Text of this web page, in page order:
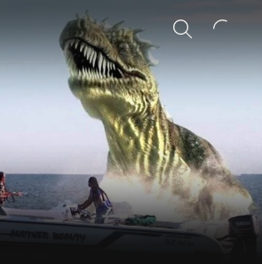
Sök